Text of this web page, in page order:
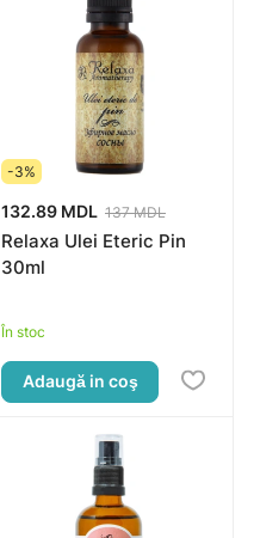
-3%
132.89 MDL 137 MDL
Relaxa Ulei Eteric Pin
30ml
În stoc
Adaugă in coş